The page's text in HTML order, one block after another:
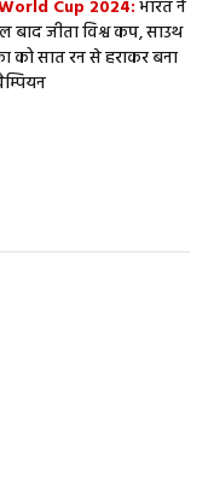
Cup 2024:भारत ने
बाद जीता विश्व कप, साउथ
को सात रन से हराकर बना